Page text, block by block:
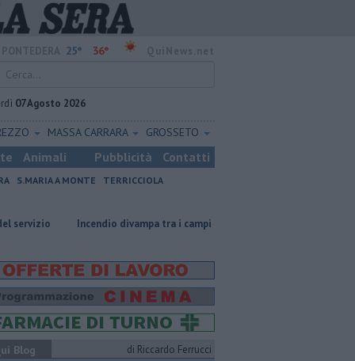
25° 36°
07 Agosto 2026
MASSA CARRARA GROSSETO
Animali Pubblicità Contatti
S.MARIA A MONTE
TERRICCIOLA
Incendio divampa tra i campi Ossicombustore, "Serve chiarezza
Blog di Riccardo Ferrucci